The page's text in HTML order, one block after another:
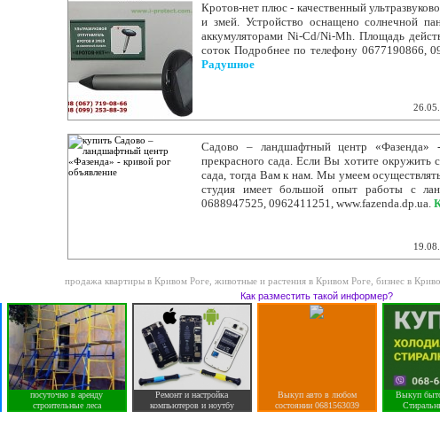
Кротов-нет плюс - качественный
и змей. Устройство оснащено солнечной
аккумуляторами Ni-Cd/Ni-Mh. Площадь
соток Подробнее по телефону 0677190866,
Радушное
Садово – ландшафтный центр «Фазенда»
прекрасного сада. Если Вы хотите окружить
сада, тогда Вам к нам. Мы умеем
студия имеет большой опыт работы с
0688947525, 0962411251, www.fazenda.dp.ua.
продажа квартиры в Кривом Роге животные и растения в Кривом Роге бизнес в
Как разместить такой информер?
посуточно в аренду
строительные леса
Ремонт и настройка
компьютеров и ноутбу
Выкуп авто в любом
состоянии 0681563039
Выкуп